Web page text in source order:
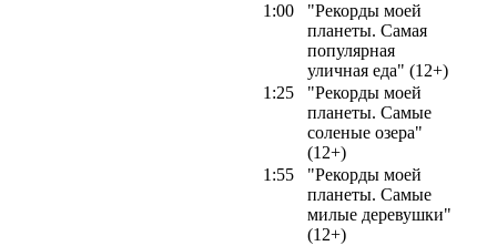
1:00
"Рекорды моей
планеты. Самая
популярная
уличная еда" (12+)
1:25
"Рекорды моей
планеты. Самые
соленые озера"
(12+)
1:55
"Рекорды моей
планеты. Самые
милые деревушки"
(12+)